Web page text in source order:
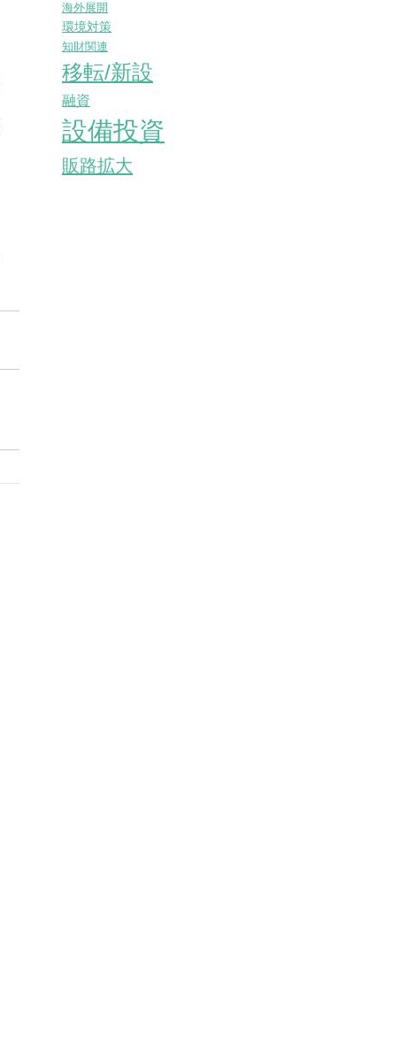
海外展開
環境対策
知財関連
移転/新設
融資
設備投資
販路拡大